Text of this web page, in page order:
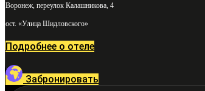
Воронеж, переулок Калашникова, 4
ост. «Улица Шидловского»
Подробнее о отеле
Забронировать